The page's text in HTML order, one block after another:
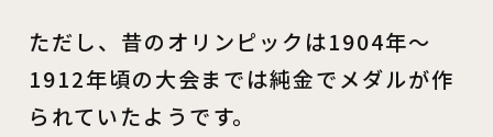
ただし、昔のオリンピックは1904年～
1912年頃の大会までは純金でメダルが作
られていたようです。